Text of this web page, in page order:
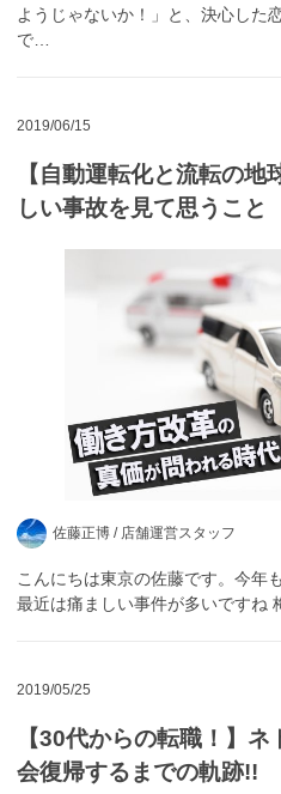
ようじゃないか！」と、決心した
で…
2019/06/15
【自動運転化と流転の地
しい事故を見て思うこと
佐藤正博 / 店舗運営スタッフ
こんにちは東京の佐藤です。今年
最近は痛ましい事件が多いですね
2019/05/25
【30代からの転職！】
会復帰するまでの軌跡!!